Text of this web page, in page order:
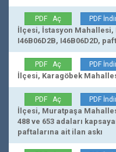
PDF Aç PDF
İlçesi, İstasyon Mahallesi,
I46B06D2B, I46B06D2D,
PDF Aç PDF
İlçesi, Karagöbek
PDF Aç PDF
İlçesi, Muratpaşa
488 ve 653 adaları
paftalarına ait ilan askı